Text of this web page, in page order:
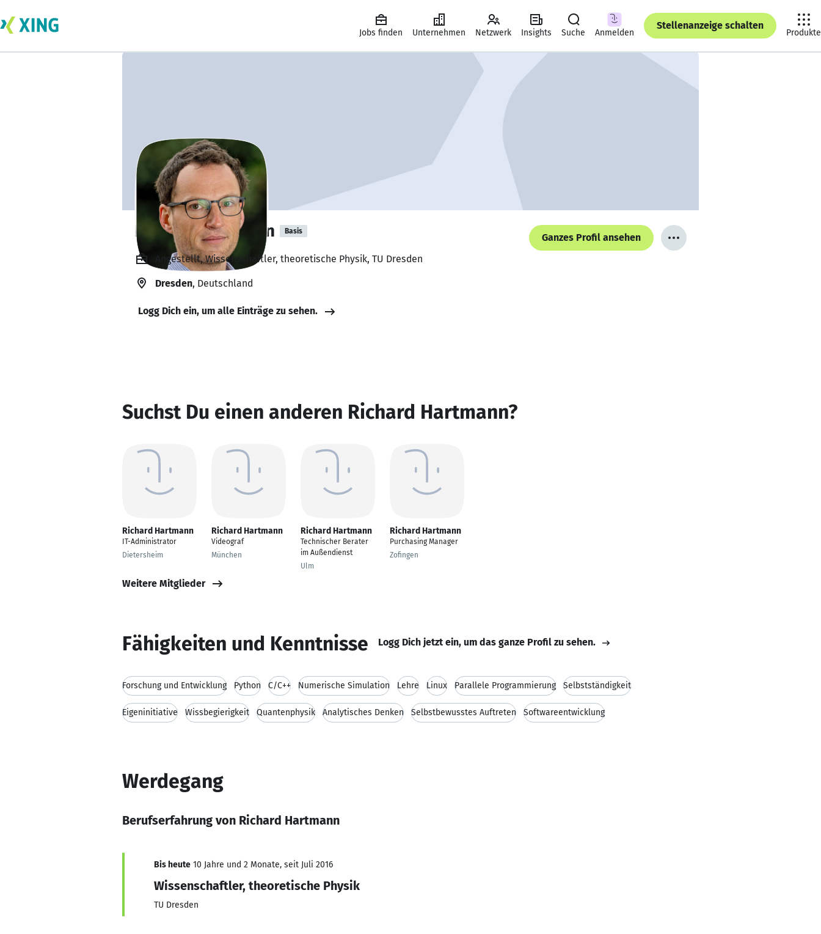
Jobs finden Unternehmen Netzwerk Insights Suche Anmelden
Stellenanzeige schalten
Produkte
Richard Hartmann Basis
Ganzes Profil ansehen
Angestellt, Wissenschaftler, theoretische Physik, TU Dresden
Dresden, Deutschland
Logg Dich ein, um alle Einträge zu sehen.
Suchst Du einen anderen Richard Hartmann?
Richard Hartmann
IT-Administrator
Dietersheim
Richard Hartmann
Videograf
München
Richard Hartmann
Technischer Berater
im Außendienst
Ulm
Richard Hartmann
Purchasing Manager
Zofingen
Weitere Mitglieder
Fähigkeiten und Kenntnisse Logg Dich jetzt ein, um das ganze Profil zu sehen.
Forschung und Entwicklung Python C/C++ Numerische Simulation Lehre Linux Parallele Programmierung Selbstständigkeit
Eigeninitiative Wissbegierigkeit Quantenphysik Analytisches Denken Selbstbewusstes Auftreten Softwareentwicklung
Werdegang
Berufserfahrung von Richard Hartmann
Bis heute 10 Jahre und 2 Monate, seit Juli 2016
Wissenschaftler, theoretische Physik
TU Dresden